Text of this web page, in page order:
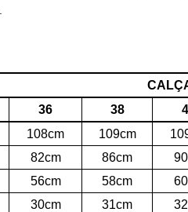
36 38
108cm 109cm
82cm 86cm
56cm 58cm
30cm 31cm